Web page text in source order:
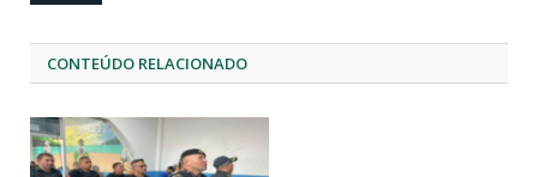
CONTEÚDO RELACIONADO